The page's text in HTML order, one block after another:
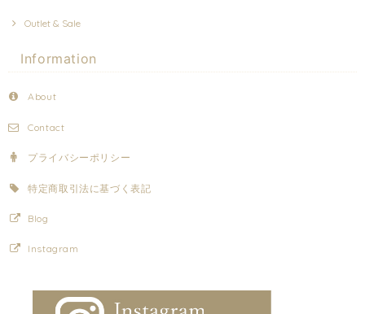
Outlet & Sale
Information
About
Contact
プライバシーポリシー
特定商取引法に基づく表記
Blog
Instagram